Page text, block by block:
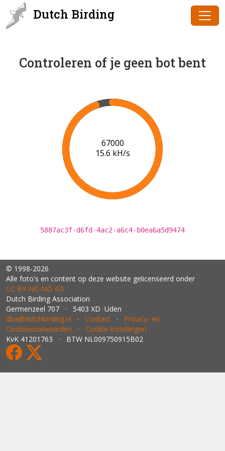
Dutch Birding
Controleren of je geen bot bent
68000
15.6 kH/s
5887ac3f-d6fd-4ac2-a6c4-b0ea6a5d9474
© 1998-2026
Alle foto's en content op deze website gelicenseerd onder
CC BY‑NC‑ND 4.0
Dutch Birding Association
Germenzeel 707 · 5403 XD Uden
dba@dutchbirding.nl · Contact · Privacy- en
Cookievoorwaarden · Cookie-instellingen
KvK 41201763 · BTW NL009750915B02